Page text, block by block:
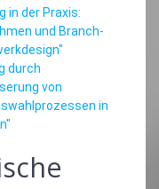
in der Praxis:
und Branch-
durch
von
in